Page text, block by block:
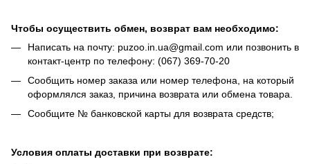
Чтобы осуществить обмен, возврат вам необходимо:
Написать на почту: puzoo.in.ua@gmail.com или позвонить в
контакт-центр по телефону: (067) 369-70-20
Сообщить номер заказа или номер телефона, на который
оформлялся заказ, причина возврата или обмена товара.
Сообщите № банковской карты для возврата средств;
Условия оплаты доставки при возврате: